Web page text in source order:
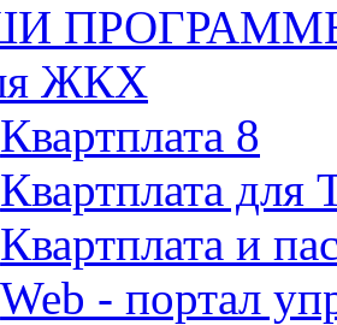
ЖКХ
Квартплата 8
Квартплата
Квартплата и
Web - портал